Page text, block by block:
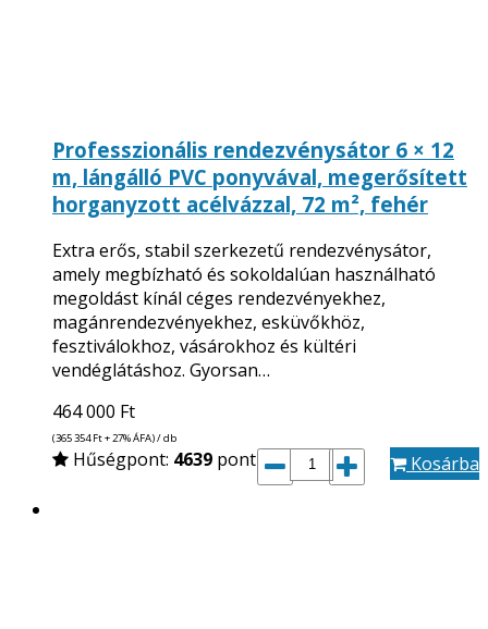
Professzionális rendezvénysátor 6 × 12
m, lángálló PVC ponyvával, megerősített
horganyzott acélvázzal, 72 m², fehér
Extra erős, stabil szerkezetű rendezvénysátor,
amely megbízható és sokoldalúan használható
megoldást kínál céges rendezvényekhez,
magánrendezvényekhez, esküvőkhöz,
fesztiválokhoz, vásárokhoz és kültéri
vendéglátáshoz. Gyorsan…
464 000 Ft
(365 354Ft+ 27% ÁFA) / db
Hűségpont: 4639 pont Kosárba